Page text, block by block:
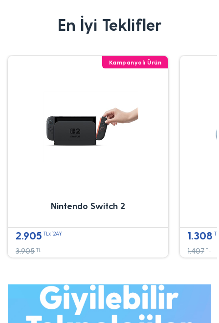
En İyi Teklifler
Kampanyalı Ürün
Nintendo Switch 2
2.905 TLx 12AY
3.905 TL
1.308
1.407 TL